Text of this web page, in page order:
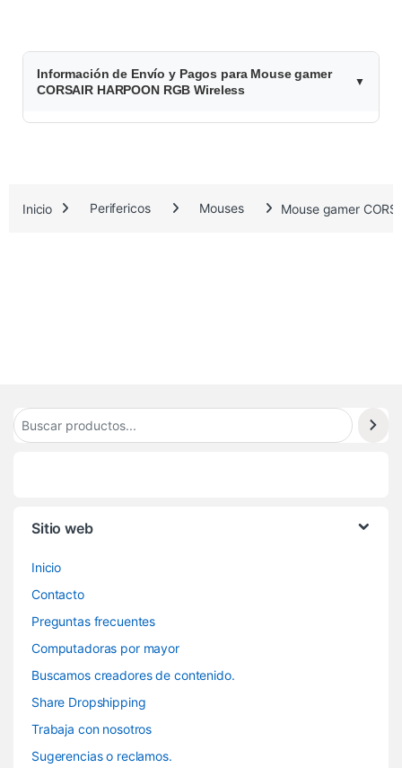
$
9
5
2
Información de Envío y Pagos para Mouse gamer
CORSAIR HARPOON RGB Wireless
Inicio Perifericos Mouses Mouse gamer
Sitio web
Inicio
Contacto
Preguntas frecuentes
Computadoras por mayor
Buscamos creadores de contenido.
Share Dropshipping
Trabaja con nosotros
Sugerencias o reclamos.